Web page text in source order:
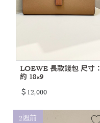
LOEWE 長款錢包 尺寸：
約 18×9
＄12,000
2週前